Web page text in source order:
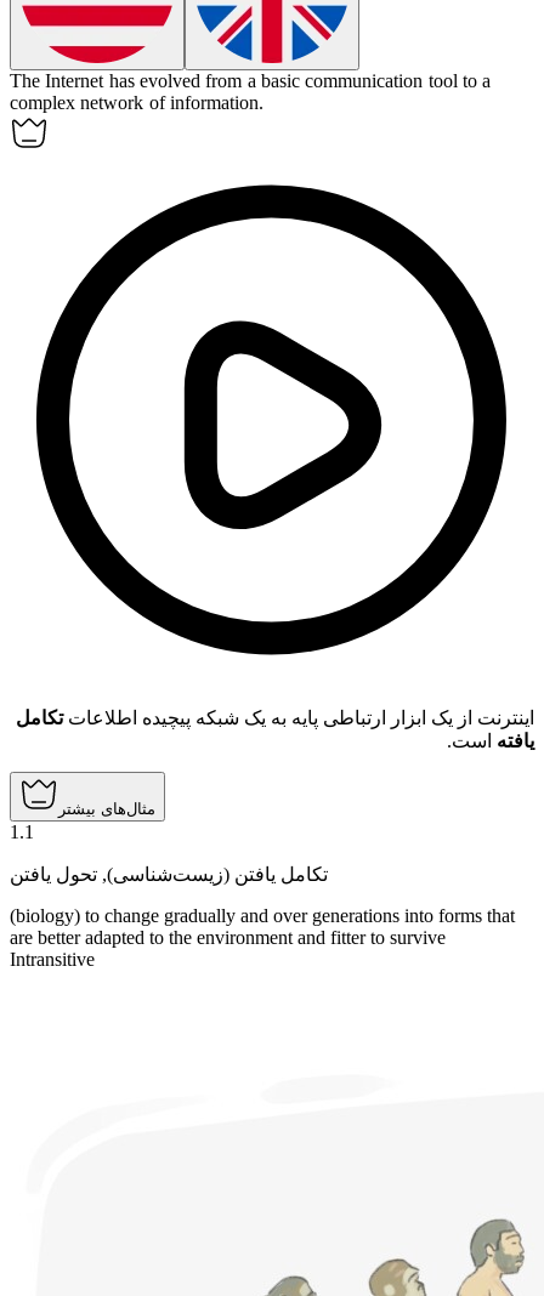
The Internet has evolved from a basic communication tool to a
complex network of information.
اینترنت از یک ابزار ارتباطی پایه به یک شبکه پیچیده اطلاعاتتکامل
یافته است.
مثال‌های بیشتر
1 .1
تکامل یافتن (زیست‌شناسی), تحول یافتن
(biology) to change gradually and over generations into forms that
are better adapted to the environment and fitter to survive
Intransitive